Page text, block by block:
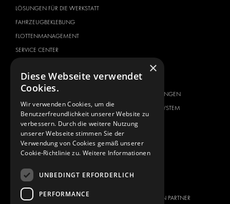
LÖSUNGEN FÜR DIE WERKSTATT
FAHRZEUGBEKLEBUNG
FLOTTENMANAGEMENT
SERVICE CENTER
CITROËN
FIAT
FORD
HYUNDAI
IVECO
MAN
MAXUS
MERCEDES
ÜBER UNS
KOMPLETTLÖSUNGEN
ÜBER MODUL-SYSTEM
DOWNLOADS
NEUIGKEITEN
KONTAKT
WERDEN SIE EIN PARTNER
×
Diese Webseite verwendet
Cookies.
Wir verwenden Cookies, um die
Benutzerfreundlichkeit unserer Website zu
verbessern. Durch die weitere Nutzung
unserer Webseite stimmen Sie der
Verwendung von Cookies gemäß unserer
Cookie-Richtlinie zu. Weitere Informationen
UNBEDINGT ERFORDERLICH
PERFORMANCE